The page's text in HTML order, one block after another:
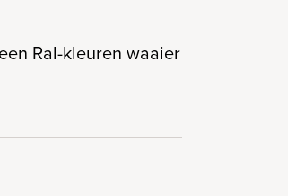
Ral-kleuren waaier